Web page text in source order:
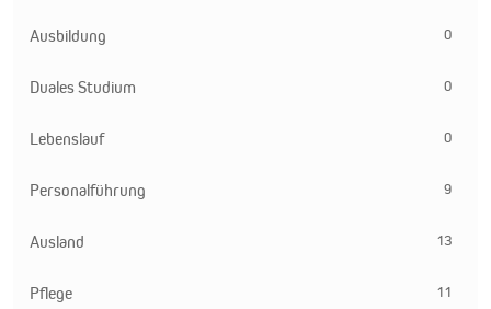
Ausbildung 0
Duales Studium 0
Lebenslauf 0
Personalführung 9
Ausland 13
Pflege 11